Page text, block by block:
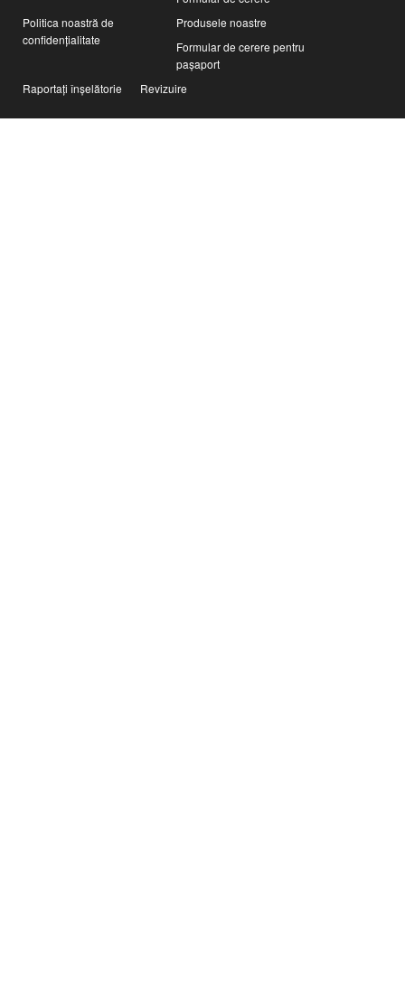
Politica noastră de
confidențialitate
Produsele noastre
Formular de cerere pentru
pașaport
Raportați înșelătorie
Revizuire